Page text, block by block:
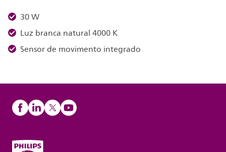
30 W
Luz branca natural 4000 K
Sensor de movimento integrado